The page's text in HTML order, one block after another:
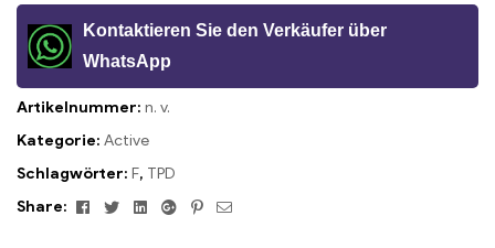
Kontaktieren Sie den Verkäufer über
WhatsApp
Artikelnummer: n. v.
Kategorie: Active
Schlagwörter: F, TPD
Share:
FacebookTwitterLinkedinGoogle+Pinterest
Email